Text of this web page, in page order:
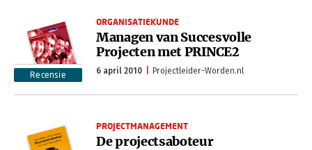
Recensie
ORGANISATIEKUNDE
Managen van Succesvolle
Projecten met PRINCE2
6 april 2010 Projectleider-Worden.nl
PROJECTMANAGEMENT
De projectsaboteur